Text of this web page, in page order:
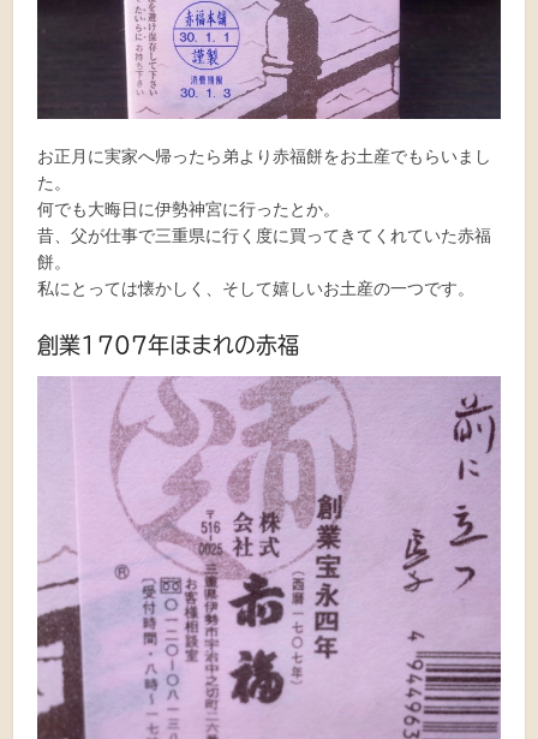
お正月に実家へ帰ったら弟より赤福餅をお土産でもらいまし
た。
何でも大晦日に伊勢神宮に行ったとか。
昔、父が仕事で三重県に行く度に買ってきてくれていた赤福
餅。
私にとっては懐かしく、そして嬉しいお土産の一つです。
創業1707年ほまれの赤福